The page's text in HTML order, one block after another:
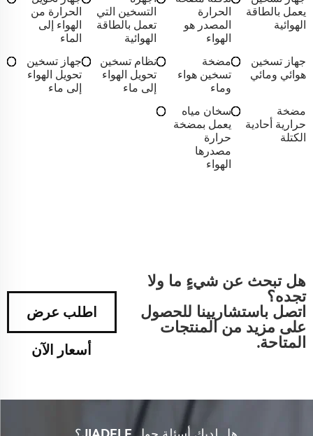
يعمل بالطاقة
الهوائية
الحرارة
المصدر هو
الهواء
التسخين التي
تعمل بالطاقة
الهوائية
الحرارة من
الهواء إلى
الماء
جهاز تسخين
هوائي ومائي
مضخة
تسخين هواء
وماء
نظام تسخين
تحويل الهواء
إلى ماء
جهاز تسخين
تحويل الهواء
إلى ماء
مضخة
حرارية أحادية
الكتلة
سخان مياه
يعمل بمضخة
حرارة
مصدرها
الهواء
هل تبحث عن شيءٍ ما ولا
تجده؟
اتصل باستشاريينا للحصول
على مزيد من المنتجات
المتاحة.
اطلب عرض
أسعار الآن